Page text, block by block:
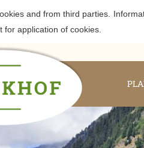
and from third parties.
application of cookies.